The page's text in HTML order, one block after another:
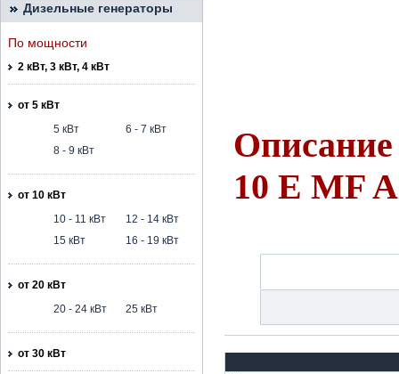
Дизельные генераторы
По мощности
2 кВт, 3 кВт, 4 кВт
от 5 кВт
5 кВт
6 - 7 кВт
8 - 9 кВт
от 10 кВт
10 - 11 кВт
12 - 14 кВт
15 кВт
16 - 19 кВт
от 20 кВт
20 - 24 кВт
25 кВт
от 30 кВт
Описание
10 E MF